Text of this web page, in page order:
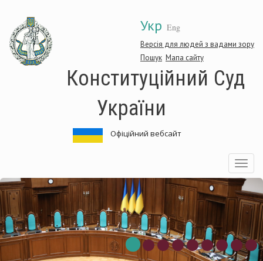
основного
матеріалу
Укр Eng
Версія для людей з вадами зору
Пошук Мапа сайту
Конституційний Суд
України
Офіційний вебсайт
Toggle
Суд